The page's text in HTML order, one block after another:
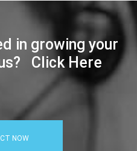
in growing your
Click Here
NOW